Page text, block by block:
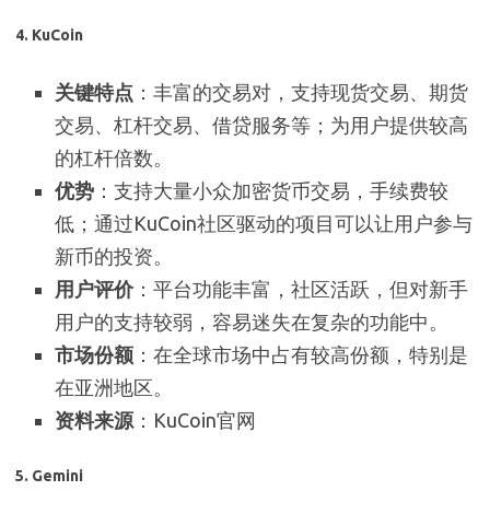
4. KuCoin
关键特点 ：丰富的交易对，支持现货交易、期货
交易、杠杆交易、借贷服务等；为用户提供较高
的杠杆倍数。
优势 ：支持大量小众加密货币交易，手续费较
低；通过KuCoin社区驱动的项目可以让用户参与
新币的投资。
用户评价：平台功能丰富，社区活跃，但对新手
用户的支持较弱，容易迷失在复杂的功能中。
市场份额 ：在全球市场中占有较高份额，特别是
在亚洲地区。
资料来源 ：KuCoin官网
5. Gemini